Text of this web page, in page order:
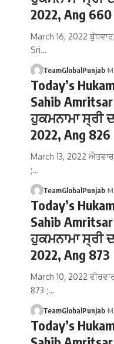
2022, Ang 660
March 16, 2022
Sri…
TeamGlobalPunjab
Today’s
Sahib
ਹੁਕਮਨਾਮਾ ਸ੍ਰੀ
2022, Ang 826
March 13, 2022
;…
TeamGlobalPunjab
Today’s
Sahib
ਹੁਕਮਨਾਮਾ ਸ੍ਰੀ
2022, Ang 873
March 10, 2022
873 ;…
TeamGlobalPunjab
Today’s